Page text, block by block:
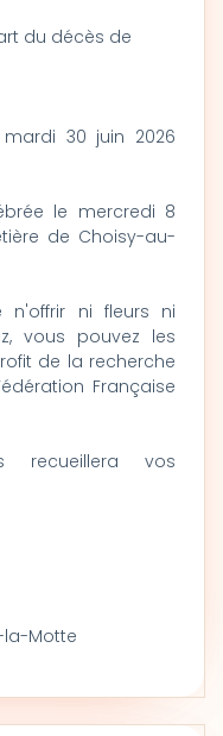
du décès de
30 juin 2026
le mercredi 8
de Choisy-au-
n'offrir ni fleurs ni
vous pouvez les
de la recherche
Française
recueillera vos
la-Motte